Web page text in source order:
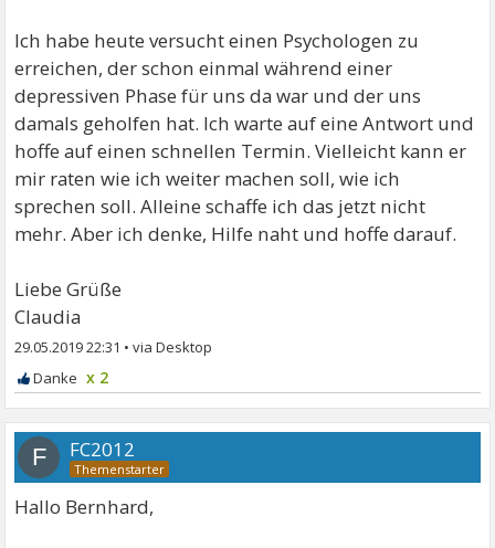
Ich habe heute versucht einen Psychologen zu
erreichen, der schon einmal während einer
depressiven Phase für uns da war und der uns
damals geholfen hat. Ich warte auf eine Antwort und
hoffe auf einen schnellen Termin. Vielleicht kann er
mir raten wie ich weiter machen soll, wie ich
sprechen soll. Alleine schaffe ich das jetzt nicht
mehr. Aber ich denke, Hilfe naht und hoffe darauf.
Liebe Grüße
Claudia
29.05.2019 22:31 •
x 2
F FC2012
Hallo Bernhard,